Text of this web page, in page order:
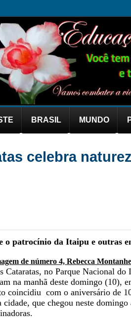
BRASIL MUNDO
celebra
o patrocínio da Itaipu e outras
de número 4, Rebecca
Cataratas, no Parque Nacional
na manhã deste domingo (10),
coincidiu com o aniversário de
que chegou neste domingo